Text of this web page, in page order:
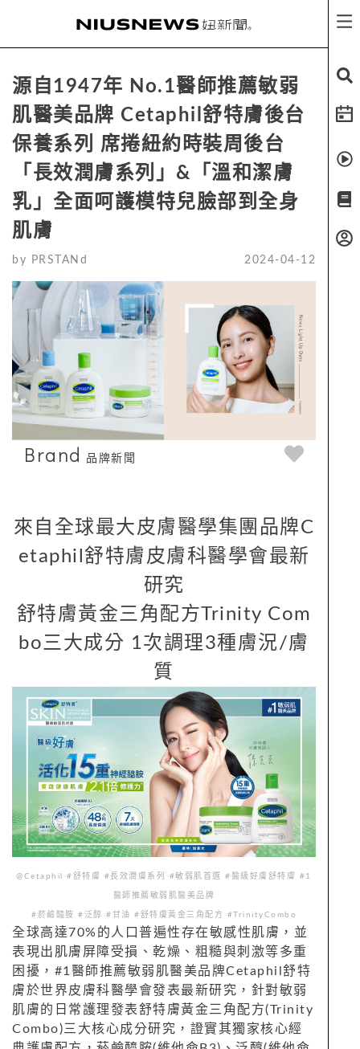
源自1947年 No.1醫師推薦敏弱
肌醫美品牌 Cetaphil舒特膚後台
保養系列 席捲紐約時裝周後台
「長效潤膚系列」&「溫和潔膚
乳」全面呵護模特兒臉部到全身
肌膚
by PRSTANd 2024-04-12
Brand 品牌新聞
來自全球最大皮膚醫學集團品牌C
etaphil舒特膚皮膚科醫學會最新
研究
舒特膚黃金三角配方Trinity Com
bo三大成分 1次調理3種膚況/膚
質
@Cetaphil #舒特膚 #長效潤膚系列 #敏弱肌首選 #醫級好膚舒特膚 #1
醫師推薦敏弱肌醫美品牌
#菸鹼醯胺 #泛醇 #甘油 #舒特膚黃金三角配方 #TrinityCombo
全球高達70%的人口普遍性存在敏感性肌膚，並
表現出肌膚屏障受損、乾燥、粗糙與刺激等多重
困擾，#1醫師推薦敏弱肌醫美品牌Cetaphil舒特
膚於世界皮膚科醫學會發表最新研究，針對敏弱
肌膚的日常護理發表舒特膚黃金三角配方(Trinity
Combo)三大核心成分研究，證實其獨家核心經